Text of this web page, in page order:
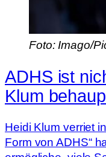
Foto: Imago/
ADHS ist
Klum
Heidi Klum verriet
Form von ADHS“